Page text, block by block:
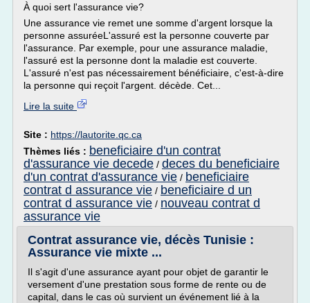
À quoi sert l'assurance vie?
Une assurance vie remet une somme d'argent lorsque la
personne assuréeL'assuré est la personne couverte par
l'assurance. Par exemple, pour une assurance maladie,
l'assuré est la personne dont la maladie est couverte.
L'assuré n'est pas nécessairement bénéficiaire, c'est-à-dire
la personne qui reçoit l'argent. décède. Cet...
Lire la suite
Site : https://lautorite.qc.ca
Thèmes liés : beneficiaire d'un contrat
d'assurance vie decede / deces du beneficiaire
d'un contrat d'assurance vie / beneficiaire
contrat d assurance vie / beneficiaire d un
contrat d assurance vie / nouveau contrat d
assurance vie
Contrat assurance vie, décès Tunisie :
Assurance vie mixte ...
Il s'agit d'une assurance ayant pour objet de garantir le
versement d'une prestation sous forme de rente ou de
capital, dans le cas où survient un événement lié à la